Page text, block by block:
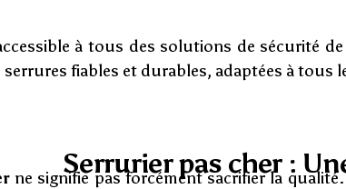
à tous des solutions de sécurité
fiables et durables, adaptées à tous
Serrurier pas cher :
ne signifie pas forcément sacrifier la